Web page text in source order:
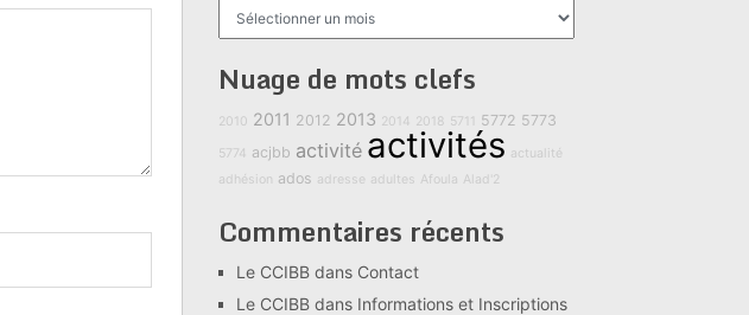
Nuage de mots clefs
2010 2011 2012 2013 2014 2018 5711 5772 5773
5774 acjbb activité activités actualité
adhésion ados adresse adultes Afoula Alad'2
Commentaires récents
Le CCIBB dans Contact
Le CCIBB dans Informations et Inscriptions